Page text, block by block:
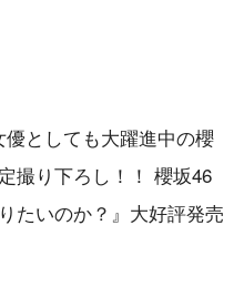
としても大躍進中の櫻
撮り下ろし！！ 櫻坂46
たいのか？』大好評発売